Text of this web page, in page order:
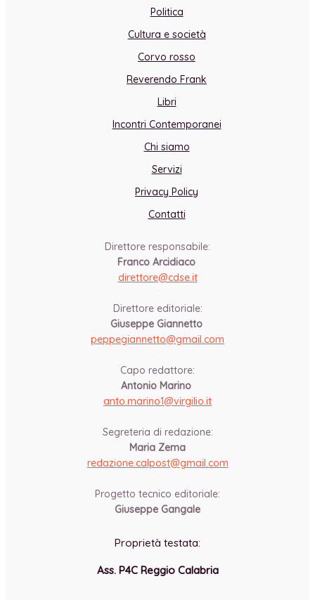
Politica
Cultura e società
Corvo rosso
Reverendo Frank
Libri
Incontri Contemporanei
Chi siamo
Servizi
Privacy Policy
Contatti
Direttore responsabile:
Franco Arcidiaco
direttore@cdse.it
Direttore editoriale:
Giuseppe Giannetto
peppegiannetto@gmail.com
Capo redattore:
Antonio Marino
anto.marino1@virgilio.it
Segreteria di redazione:
Maria Zema
redazione.calpost@gmail.com
Progetto tecnico editoriale:
Giuseppe Gangale
Proprietà testata:
Ass. P4C Reggio Calabria